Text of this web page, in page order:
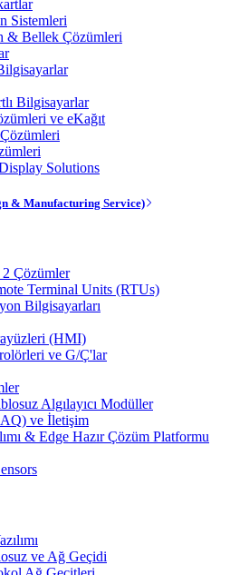
Sistemleri
& Bellek Çözümleri
Bilgisayarlar
ve eKağıt
Solutions
& Manufacturing Service)
Çözümler
Terminal Units (RTUs)
Bilgisayarları
(HMI)
ve G/Ç'lar
Algılayıcı Modüller
ve İletişim
& Edge Hazır Çözüm Platformu
ve Ağ Geçidi